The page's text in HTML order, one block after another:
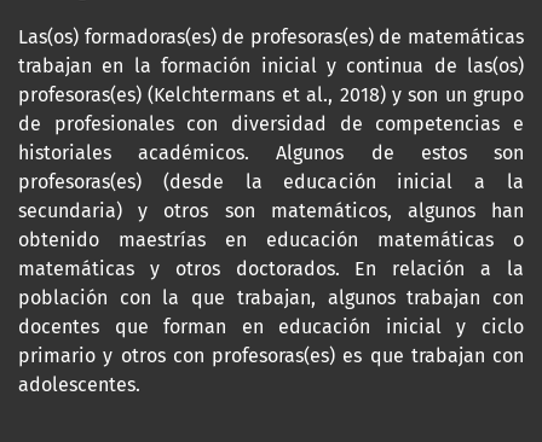
Las(os) formadoras(es) de profesoras(es) de matemáticas
trabajan en la formación inicial y continua de las(os)
profesoras(es) (Kelchtermans et al., 2018) y son un grupo
de profesionales con diversidad de competencias e
historiales académicos. Algunos de estos son
profesoras(es) (desde la educación inicial a la
secundaria) y otros son matemáticos, algunos han
obtenido maestrías en educación matemáticas o
matemáticas y otros doctorados. En relación a la
población con la que trabajan, algunos trabajan con
docentes que forman en educación inicial y ciclo
primario y otros con profesoras(es) es que trabajan con
adolescentes.